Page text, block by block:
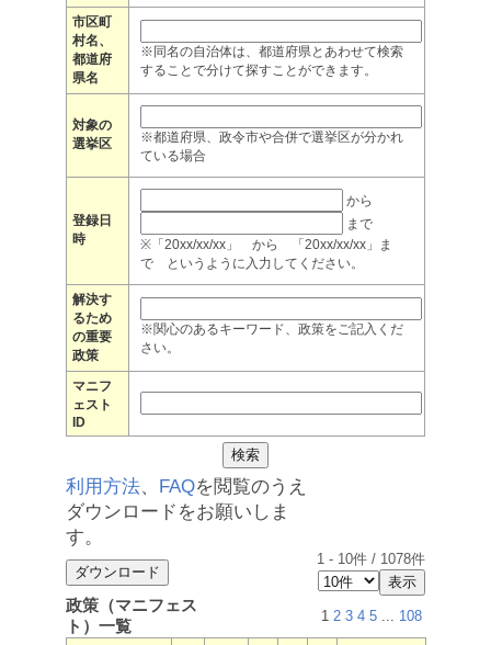
市区町
村名、
都道府
県名
※同名の自治体は、都道府県とあわせて検索
することで分けて探すことができます。
対象の
選挙区
※都道府県、政令市や合併で選挙区が分かれ
ている場合
登録日
時
から
まで
※「20xx/xx/xx」 から 「20xx/xx/xx」ま
で というように入力してください。
解決す
るため
の重要
政策
※関心のあるキーワード、政策をご記入くだ
さい。
マニフ
ェスト
ID
利用方法、 FAQを閲覧のうえ
ダウンロードをお願いしま
す。
1 - 10件 / 1078件
政策（マニフェス
ト）一覧
1 2 3 4 5 ... 108